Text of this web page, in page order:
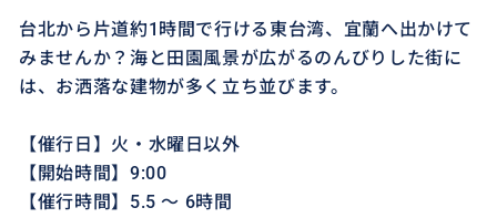
台北から片道約1時間で行ける東台湾、宜蘭へ出かけて
みませんか？海と田園風景が広がるのんびりした街に
は、お洒落な建物が多く立ち並びます。
【催行日】火・水曜日以外
【開始時間】9:00
【催行時間】5.5 ～ 6時間